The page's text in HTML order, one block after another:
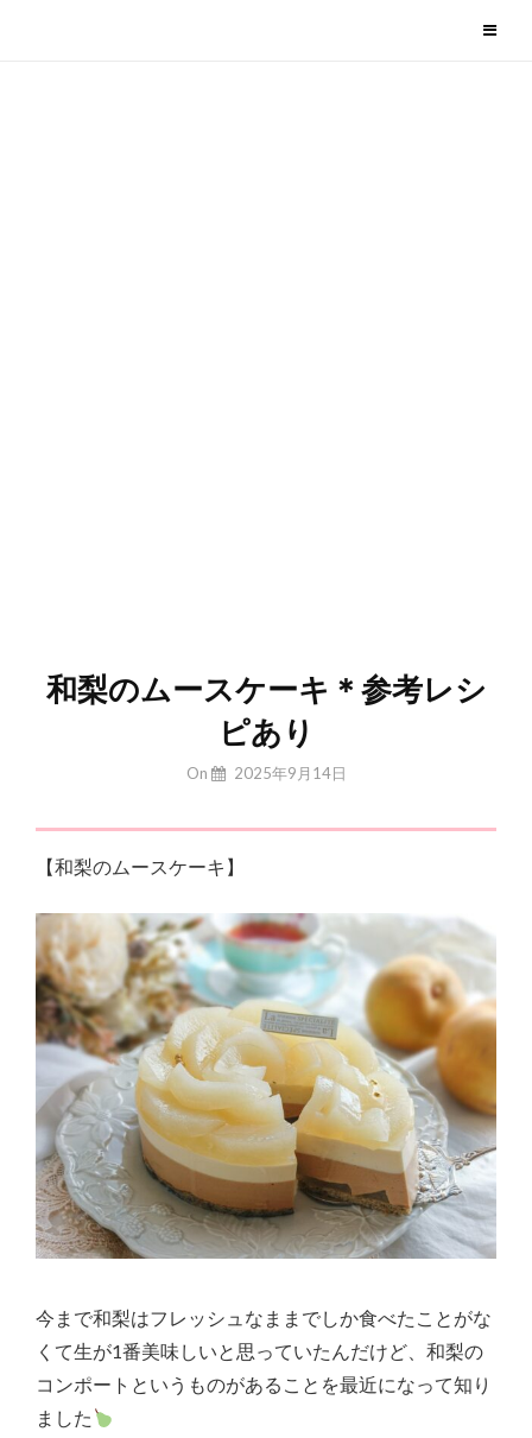
和梨のムースケーキ＊参考レシ
ピあり
By
On 2025年9月14日
【和梨のムースケーキ】
今まで和梨はフレッシュなままでしか食べたことがな
くて生が1番美味しいと思っていたんだけど、和梨の
コンポートというものがあることを最近になって知り
ました